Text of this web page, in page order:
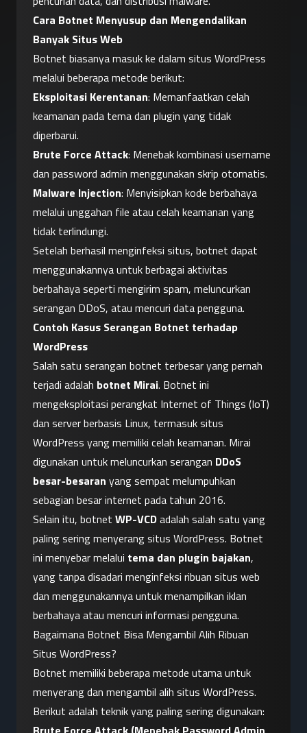
Cara Botnet Menyusup dan Mengendalikan
Banyak Situs Web
Botnet biasanya masuk ke dalam situs WordPress
melalui beberapa metode berikut:
Eksploitasi Kerentanan: Memanfaatkan celah
keamanan pada tema dan plugin yang tidak
diperbarui.
Brute Force Attack: Menebak kombinasi username
dan password admin menggunakan skrip otomatis.
Malware Injection: Menyisipkan kode berbahaya
melalui unggahan file atau celah keamanan yang
tidak terlindungi.
Setelah berhasil menginfeksi situs, botnet dapat
menggunakannya untuk berbagai aktivitas
berbahaya seperti mengirim spam, meluncurkan
serangan DDoS, atau mencuri data pengguna.
Contoh Kasus Serangan Botnet terhadap
WordPress
Salah satu serangan botnet terbesar yang pernah
terjadi adalah botnet Mirai. Botnet ini
mengeksploitasi perangkat Internet of Things (IoT)
dan server berbasis Linux, termasuk situs
WordPress yang memiliki celah keamanan. Mirai
digunakan untuk meluncurkan serangan DDoS
besar-besaran yang sempat melumpuhkan
sebagian besar internet pada tahun 2016.
Selain itu, botnet WP-VCD adalah salah satu yang
paling sering menyerang situs WordPress. Botnet
ini menyebar melalui tema dan plugin bajakan,
yang tanpa disadari menginfeksi ribuan situs web
dan menggunakannya untuk menampilkan iklan
berbahaya atau mencuri informasi pengguna.
Bagaimana Botnet Bisa Mengambil Alih Ribuan
Situs WordPress?
Botnet memiliki beberapa metode utama untuk
menyerang dan mengambil alih situs WordPress.
Berikut adalah teknik yang paling sering digunakan: